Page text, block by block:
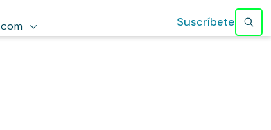
Suscríbete